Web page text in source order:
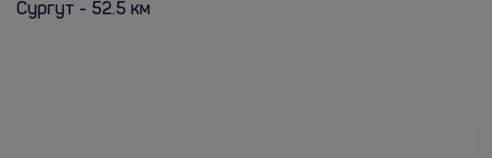
Сургут - 52.5 км